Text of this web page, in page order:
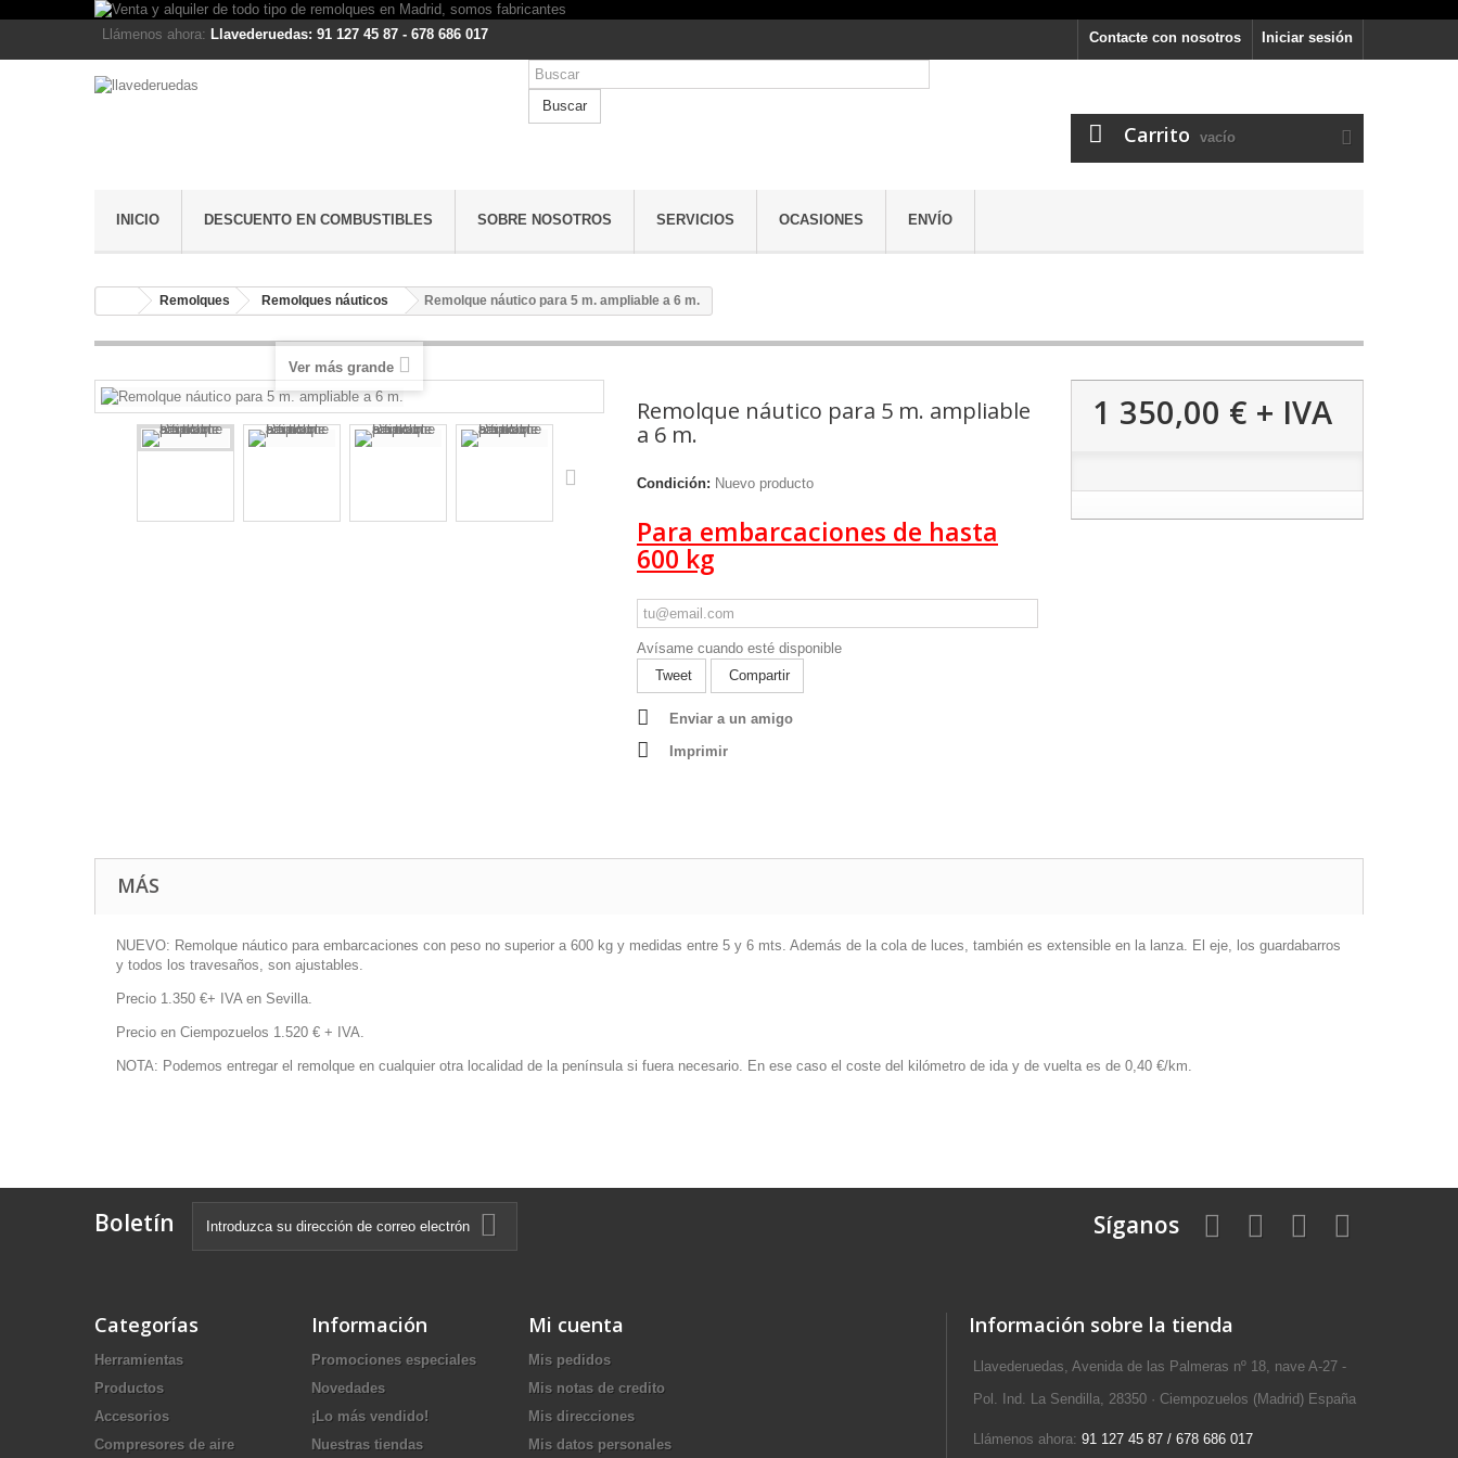
Iniciar sesión
Contacte con nosotros
Llámenos ahora: Llavederuedas: 91 127 45 87 - 678 686 017
Buscar
Carrito vacío
INICIO DESCUENTO EN COMBUSTIBLES SOBRE NOSOTROS SERVICIOS OCASIONES ENVÍO
Remolques Remolques náuticos Remolque náutico para 5 m. ampliable a 6 m.
Ver más grande
Remolque náutico para 5 m. ampliable
a 6 m.
Condición: Nuevo producto
Para embarcaciones de hasta
600 kg
Avísame cuando esté disponible
Tweet
Compartir
Enviar a un amigo
Imprimir
1 350,00 € + IVA
MÁS
NUEVO: Remolque náutico para embarcaciones con peso no superior a 600 kg y medidas entre 5 y 6 mts. Además de la cola de luces, también es extensible en la lanza. El eje, los guardabarros
y todos los travesaños, son ajustables.
Precio 1.350 €+ IVA en Sevilla.
Precio en Ciempozuelos 1.520 € + IVA.
NOTA: Podemos entregar el remolque en cualquier otra localidad de la península si fuera necesario. En ese caso el coste del kilómetro de ida y de vuelta es de 0,40 €/km.
Boletín Síganos
Categorías
Herramientas
Productos
Accesorios
Compresores de aire
Información
Promociones especiales
Novedades
¡Lo más vendido!
Nuestras tiendas
Mi cuenta
Mis pedidos
Mis notas de credito
Mis direcciones
Mis datos personales
Información sobre la tienda
Llavederuedas, Avenida de las Palmeras nº 18, nave A-27 -
Pol. Ind. La Sendilla, 28350 · Ciempozuelos (Madrid) España
Llámenos ahora: 91 127 45 87 / 678 686 017